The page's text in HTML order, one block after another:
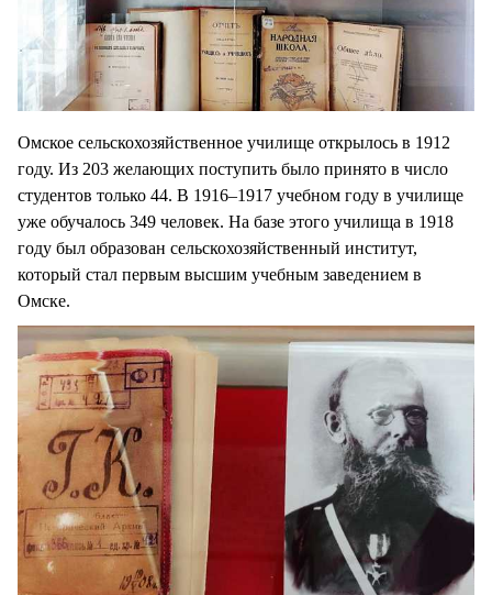
Омское сельскохозяйственное училище открылось в 1912
году. Из 203 желающих поступить было принято в число
студентов только 44. В 1916–1917 учебном году в училище
уже обучалось 349 человек. На базе этого училища в 1918
году был образован сельскохозяйственный институт,
который стал первым высшим учебным заведением в
Омске.